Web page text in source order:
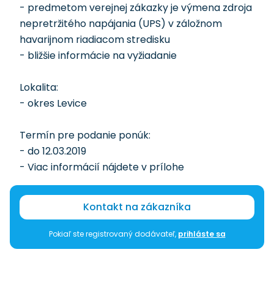
- predmetom verejnej zákazky je výmena zdroja
nepretržitého napájania (UPS) v záložnom
havarijnom riadiacom stredisku
- bližšie informácie na vyžiadanie
Lokalita:
- okres Levice
Termín pre podanie ponúk:
- do 12.03.2019
- Viac informácií nájdete v prílohe
Kontakt na zákazníka
Pokiaľ ste registrovaný dodávateľ, prihláste sa